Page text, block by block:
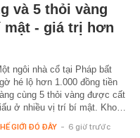
và 5 thỏi vàng
mật - giá trị hơn
ngôi nhà cổ tại Pháp bất
hé lộ hơn 1.000 đồng tiền
cùng 5 thỏi vàng được cất
ở nhiều vị trí bí mật. Kho…
GIỚI ĐÓ ĐÂY - 6 giờ trước